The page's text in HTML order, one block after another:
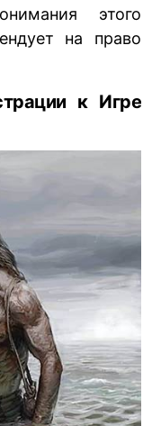
этого
на право
к Игре